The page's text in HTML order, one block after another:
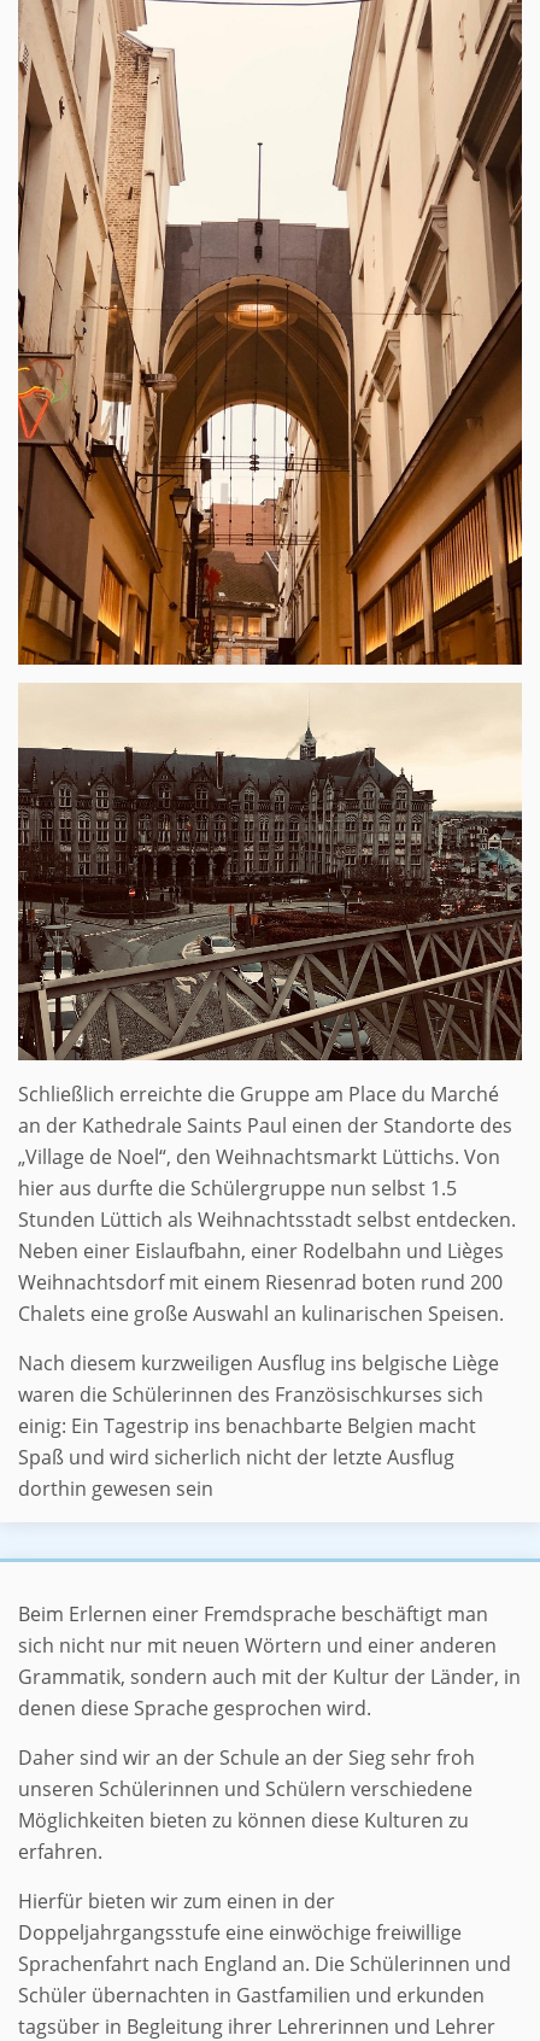
Schließlich erreichte die Gruppe am Place du Marché
an der Kathedrale Saints Paul einen der Standorte des
„Village de Noel“, den Weihnachtsmarkt Lüttichs. Von
hier aus durfte die Schülergruppe nun selbst 1.5
Stunden Lüttich als Weihnachtsstadt selbst entdecken.
Neben einer Eislaufbahn, einer Rodelbahn und Lièges
Weihnachtsdorf mit einem Riesenrad boten rund 200
Chalets eine große Auswahl an kulinarischen Speisen.
Nach diesem kurzweiligen Ausflug ins belgische Liège
waren die Schülerinnen des Französischkurses sich
einig: Ein Tagestrip ins benachbarte Belgien macht
Spaß und wird sicherlich nicht der letzte Ausflug
dorthin gewesen sein
Beim Erlernen einer Fremdsprache beschäftigt man
sich nicht nur mit neuen Wörtern und einer anderen
Grammatik, sondern auch mit der Kultur der Länder, in
denen diese Sprache gesprochen wird.
Daher sind wir an der Schule an der Sieg sehr froh
unseren Schülerinnen und Schülern verschiedene
Möglichkeiten bieten zu können diese Kulturen zu
erfahren.
Hierfür bieten wir zum einen in der
Doppeljahrgangsstufe eine einwöchige freiwillige
Sprachenfahrt nach England an. Die Schülerinnen und
Schüler übernachten in Gastfamilien und erkunden
tagsüber in Begleitung ihrer Lehrerinnen und Lehrer